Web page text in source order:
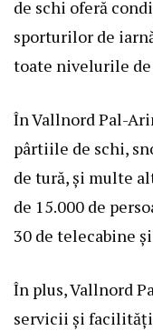
de schi oferă
sporturilor de
toate nivelurile
În Vallnord Pal-
pârtiile de schi,
de tură, și multe
de 15.000 de
30 de telecabine
În plus, Vallnord
servicii și facilități